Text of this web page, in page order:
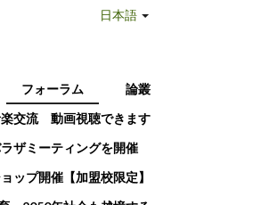
日本語
フォーラム
論叢
交流 動画視聴できます
ザミーティングを開催
ップ開催【加盟校限定】